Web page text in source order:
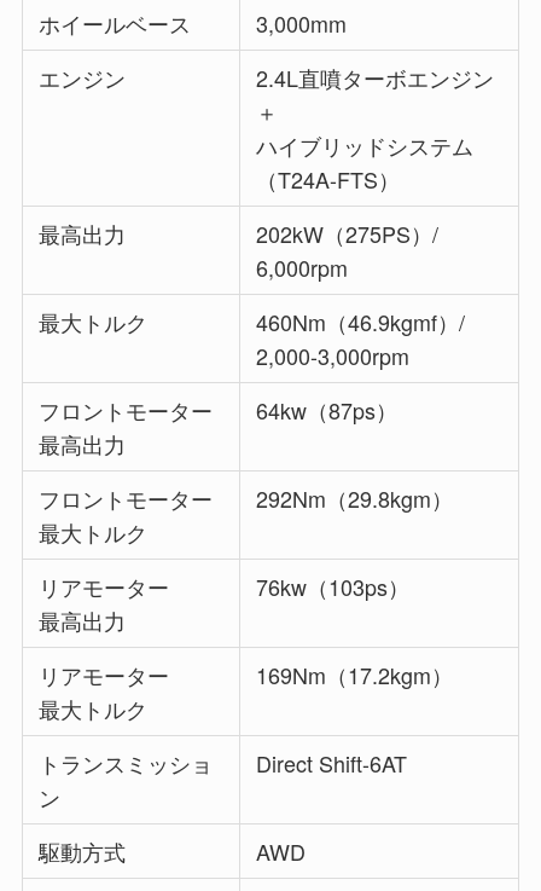
ホイールベース
3,000mm
エンジン
2.4L直噴ターボエンジン
＋
ハイブリッドシステム
（T24A-FTS）
最高出力
202kW（275PS）/
6,000rpm
最大トルク
460Nm（46.9kgmf）/
2,000-3,000rpm
フロントモーター
最高出力
64kw（87ps）
フロントモーター
最大トルク
292Nm（29.8kgm）
リアモーター
最高出力
76kw（103ps）
リアモーター
最大トルク
169Nm（17.2kgm）
トランスミッショ
ン
Direct Shift-6AT
駆動方式
AWD